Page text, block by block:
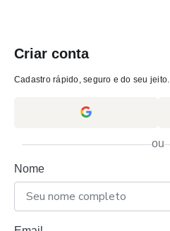
Criar conta
Cadastro rápido, seguro e do seu jeito.
ou
Nome